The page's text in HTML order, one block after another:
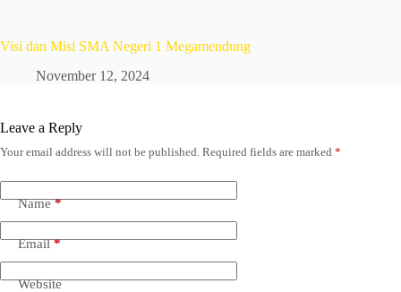
Visi dan Misi SMA Negeri 1 Megamendung
November 12, 2024
Leave a Reply
Your email address will not be published. Required fields are marked *
Name*
Email*
Website